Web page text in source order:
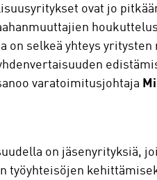
ovat jo
on selkeä yhteys
varatoimitusjohtaja
on jäsenyrityksiä,
työyhteisöjen